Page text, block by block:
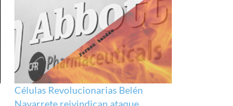
Células Revolucionarias Belén